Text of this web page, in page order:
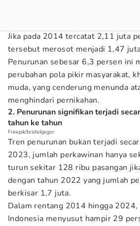
Jika pada 2014 tercatat 2,11 juta
tersebut merosot menjadi 1,47
Penurunan sebesar 6,3 persen ini
perubahan pola pikir masyarakat,
muda, yang cenderung menunda
menghindari pernikahan.
2. Penurunan signifikan terjadi
tahun ke tahun
Freepik/bristekjegor
Tren penurunan bukan terjadi
2023, jumlah perkawinan hanya
turun sekitar 128 ribu pasangan
dengan tahun 2022 yang jumlah
berkisar 1,7 juta.
Dalam rentang 2014 hingga
Indonesia menyusut hampir 29